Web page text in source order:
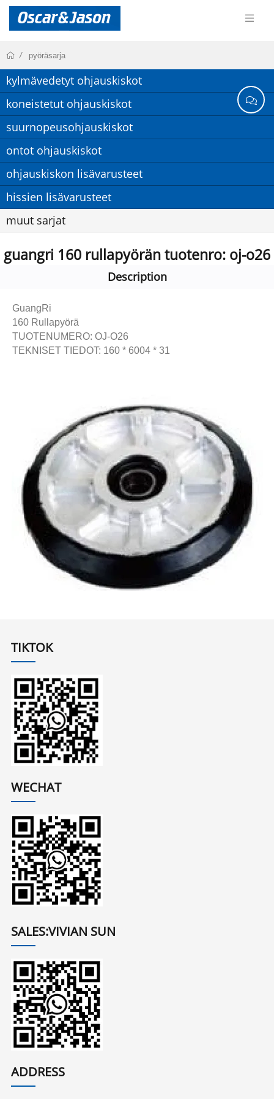
pyöräsarja
kylmävedetyt ohjauskiskot
koneistetut ohjauskiskot
suurnopeusohjauskiskot
ontot ohjauskiskot
ohjauskiskon lisävarusteet
hissien lisävarusteet
muut sarjat
guangri 160 rullapyörän tuotenro: oj-o26
Description
GuangRi
160 Rullapyörä
TUOTENUMERO: OJ-O26
TEKNISET TIEDOT: 160 * 6004 * 31
TIKTOK
WECHAT
SALES:VIVIAN SUN
ADDRESS